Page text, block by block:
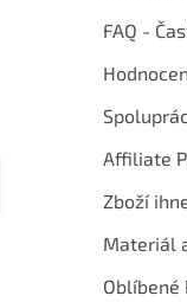
FAQ -
Affiliate
Zboží
Materiál
Oblíbené